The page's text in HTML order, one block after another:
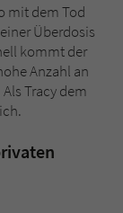
mit dem Tod
Überdosis
kommt der
Anzahl an
Tracy dem